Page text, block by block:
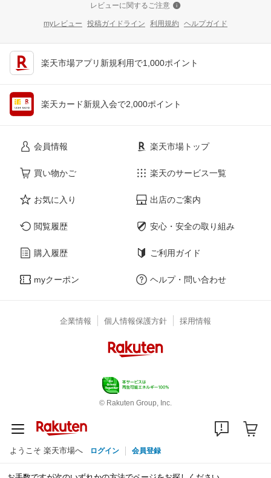
レビューに関するご注意
myレビュー 投稿ガイドライン 利用規約 ヘルプガイド
楽天市場アプリ新規利用で1,000ポイント
楽天カード新規入会で2,000ポイント
会員情報
買い物かご
お気に入り
閲覧履歴
購入履歴
myクーポン
楽天市場トップ
楽天のサービス一覧
出店のご案内
安心・安全の取り組み
ご利用ガイド
ヘルプ・問い合わせ
企業情報 個人情報保護方針 採用情報
© Rakuten Group, Inc.
ようこそ 楽天市場へ ログイン 会員登録